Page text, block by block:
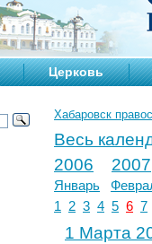
Церковь
Хабаровск
Весь
2006
2007
Январь
1
2 3 4 5 6 7
1 Марта